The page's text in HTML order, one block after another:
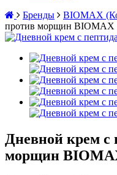
Бренды
BIOMAX
против морщин BIOMAX
Дневной крем с
морщин